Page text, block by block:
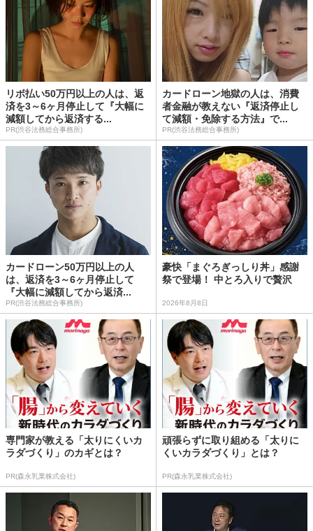
リボ払い50万円以上の人は、返
済を3～6ヶ月停止して『大幅に
減額してから返済する...
PR(渋谷法務総合事務所)
カードローン地獄の人は、消費
者金融が教えない『返済停止し
て減額・免除する方法』で...
PR(渋谷法務総合事務所)
カードローン50万円以上の人
は、返済を3～6ヶ月停止して
『大幅に減額してから返済...
PR(渋谷法務総合事務所)
豪快「まぐろぎっしり丼」感謝
祭で登場！ 中とろ入りで贅沢
2026年8月8日
専門家が教える「太りにくいカ
ラダづくり」のカギとは？
PR(森永乳業株式会社)
頑張らずに取り組める「太りに
くいカラダづくり」とは？
PR(森永乳業株式会社)